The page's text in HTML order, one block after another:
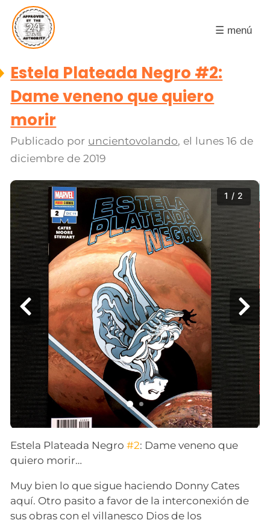
☰ menú
Estela Plateada Negro #2:
Dame veneno que quiero
morir
Publicado por uncientovolando, el lunes 16 de
diciembre de 2019
1 / 2
Estela Plateada Negro#2: Dame veneno que
quiero morir…
Muy bien lo que sigue haciendo Donny Cates
aquí. Otro pasito a favor de la interconexión de
sus obras con el villanesco Dios de los